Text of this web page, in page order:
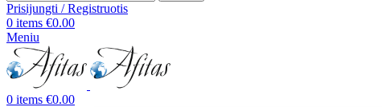
Prisijungti / Registruotis
0 items €0.00
Meniu
0 items €0.00